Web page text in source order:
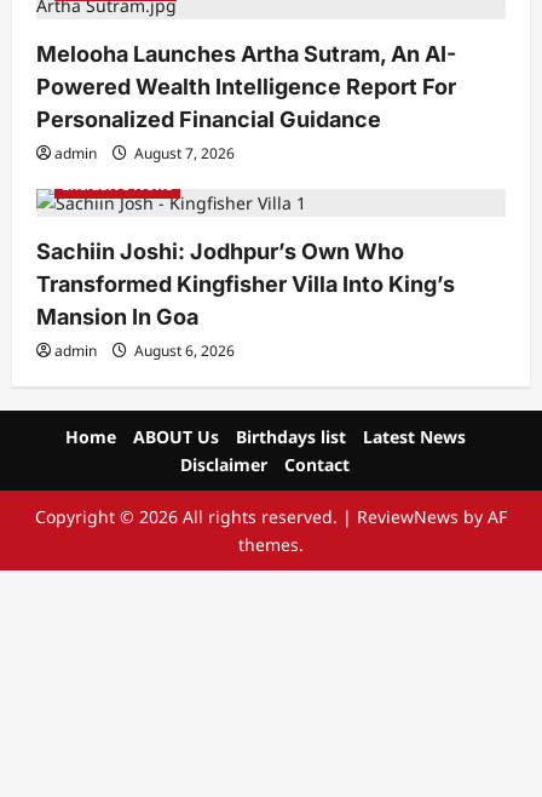
Melooha Launches Artha Sutram, An AI-
Powered Wealth Intelligence Report For
Personalized Financial Guidance
admin
August 7, 2026
Exclusive News
Sachiin Joshi: Jodhpur’s Own Who
Transformed Kingfisher Villa Into King’s
Mansion In Goa
admin August 6, 2026
Home ABOUT Us Birthdays list
Latest News
Disclaimer
Contact
Copyright © 2026 All rights reserved. | ReviewNews by AF
themes.